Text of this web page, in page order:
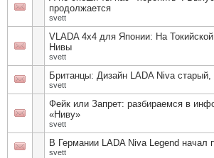
продолжается
svett
VLADA 4х4 для Японии: На
Нивы
svett
Британцы: Дизайн LADA Niva
svett
Фейк или Запрет: разбираемся в
«Ниву»
svett
В Германии LADA Niva Legend начал
svett